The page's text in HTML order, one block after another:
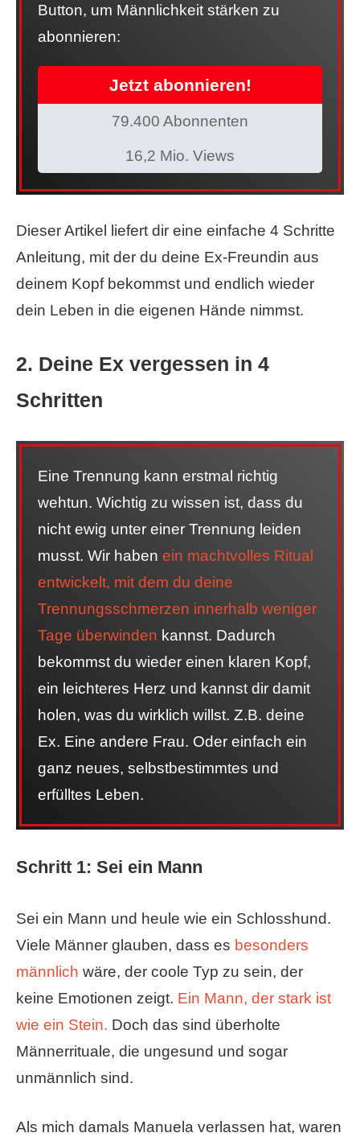
Button, um Männlichkeit stärken zu
abonnieren:
Jetzt abonnieren!
79.400 Abonnenten
16,2 Mio. Views
Dieser Artikel liefert dir eine einfache 4 Schritte
Anleitung, mit der du deine Ex-Freundin aus
deinem Kopf bekommst und endlich wieder
dein Leben in die eigenen Hände nimmst.
2. Deine Ex vergessen in 4
Schritten
Eine Trennung kann erstmal richtig
wehtun. Wichtig zu wissen ist, dass du
nicht ewig unter einer Trennung leiden
musst. Wir haben ein machtvolles Ritual
entwickelt, mit dem du deine
Trennungsschmerzen innerhalb weniger
Tage überwinden kannst. Dadurch
bekommst du wieder einen klaren Kopf,
ein leichteres Herz und kannst dir damit
holen, was du wirklich willst. Z.B. deine
Ex. Eine andere Frau. Oder einfach ein
ganz neues, selbstbestimmtes und
erfülltes Leben.
Schritt 1: Sei ein Mann
Sei ein Mann und heule wie ein Schlosshund.
Viele Männer glauben, dass es besonders
männlich wäre, der coole Typ zu sein, der
keine Emotionen zeigt. Ein Mann, der stark ist
wie ein Stein. Doch das sind überholte
Männerrituale, die ungesund und sogar
unmännlich sind.
Als mich damals Manuela verlassen hat, waren